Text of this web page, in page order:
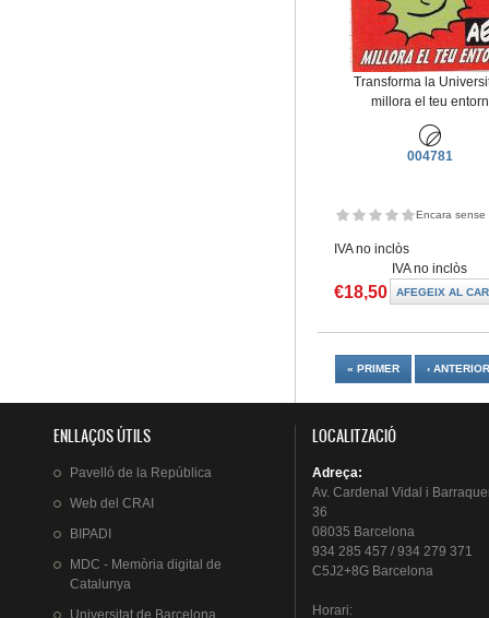
Transforma la
millora el teu entorn
004781
Encara sense
IVA no inclòs
IVA no inclòs
€18,50
« PRIMER ‹ ANTERIOR
ENLLAÇOS ÚTILS
Pavelló de la República
Web del CRAI
BIPADI
MDC - Memòria digital de
Catalunya
Universitat de Barcelona
LOCALITZACIÓ
Adreça:
Av. Cardenal Vidal i
36
08035 Barcelona
934 285 457 / 934 279 371
C5J2+8G Barcelona
Horari: